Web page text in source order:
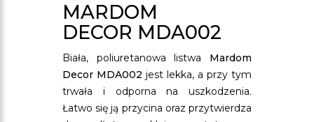
MARDOM
DECOR MDA002
Biała, poliuretanowa listwa Mardom
Decor MDA002 jest lekka, a przy tym
trwała i odporna na uszkodzenia.
Łatwo się ją przycina oraz przytwierdza